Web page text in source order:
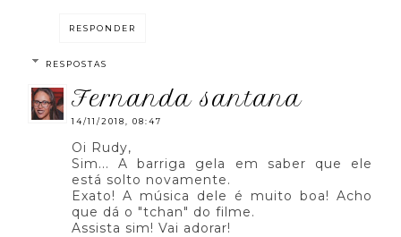
RESPONDER
RESPOSTAS
fernanda santana
14/11/2018, 08:47
Oi Rudy,
Sim... A barriga gela em saber que ele
está solto novamente.
Exato! A música dele é muito boa! Acho
que dá o "tchan" do filme.
Assista sim! Vai adorar!